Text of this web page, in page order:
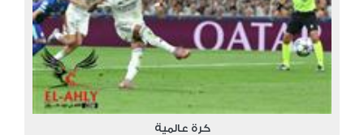
كرة عالمية